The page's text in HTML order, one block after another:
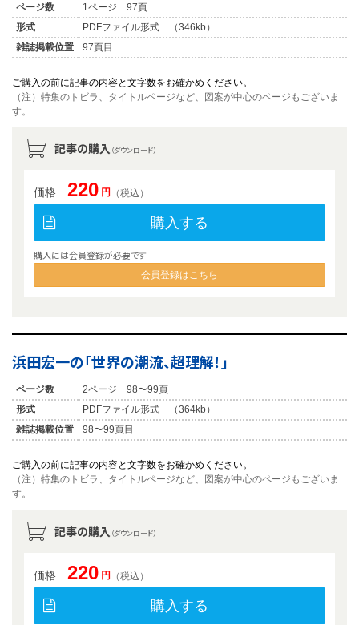
ページ数
1ページ 97頁
形式
PDFファイル形式 （346kb）
雑誌掲載位置
97頁目
ご購入の前に記事の内容と文字数をお確かめください。
（注）特集のトビラ、タイトルページなど、図案が中心のページもございま
す。
記事の購入 （ダウンロード）
価格 220 円 （税込）
購入する
購入には会員登録が必要です
会員登録はこちら
浜田宏一の「世界の潮流、超理解！」
ページ数
2ページ 98〜99頁
形式
PDFファイル形式 （364kb）
雑誌掲載位置
98〜99頁目
ご購入の前に記事の内容と文字数をお確かめください。
（注）特集のトビラ、タイトルページなど、図案が中心のページもございま
す。
記事の購入 （ダウンロード）
価格 220 円 （税込）
購入する